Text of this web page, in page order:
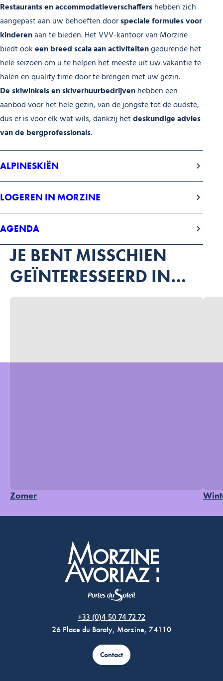
Restaurants en accommodatieverschaffershebben zich
aangepast aan uw behoeften doorspeciale formules voor
kinderenaan te bieden. Het VVV-kantoor van Morzine
biedt ookeen breed scala aan activiteitengedurende het
hele seizoen om u te helpen het meeste uit uw vakantie te
halen en quality time door te brengen met uw gezin.
De skiwinkels en skiverhuurbedrijvenhebben een
aanbod voor het hele gezin, van de jongste tot de oudste,
dus er is voor elk wat wils, dankzij hetdeskundige advies
van de bergprofessionals.
ALPINESKIËN
LOGEREN IN MORZINE
AGENDA
JE BENT MISSCHIEN
GEÏNTERESSEERD IN…
Zomer
+33 (0)4 50 74 72 72
26 Place du Baraty, Morzine, 74110
Contact